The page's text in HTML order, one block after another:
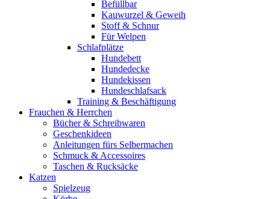
Befüllbar
Kauwurzel & Geweih
Stoff & Schnur
Für Welpen
Schlafplätze
Hundebett
Hundedecke
Hundekissen
Hundeschlafsack
Training & Beschäftigung
Frauchen & Herrchen
Bücher & Schreibwaren
Geschenkideen
Anleitungen fürs Selbermachen
Schmuck & Accessoires
Taschen & Rucksäcke
Katzen
Spielzeug